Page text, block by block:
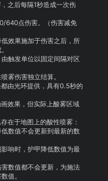
之后每隔1秒造成一次伤
640点伤害。（伤害减免
效果施加于伤害之后，所
触发单位以固定间隔对区
雾伤害独立结算。
由光环提供，具有0.5秒的
效果，但实际上酸雾区域
在于地图上的酸性喷雾：
数值不会更新到最新的数
响时，护甲降低数值为最
数值都不会更新，为施法
值。